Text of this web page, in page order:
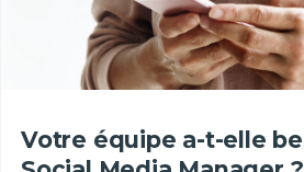
Votre équipe a-t-elle